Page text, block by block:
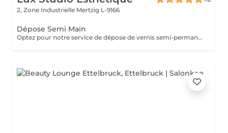
2, Zone Industrielle Mertzig L-9166
Dépose Semi Main
Optez pour notre service de dépose de vernis semi-permanent avec 4 options adaptées à vos besoins : 1. Dépose simple : Retrait de l'ancien vernis semi-permanent.